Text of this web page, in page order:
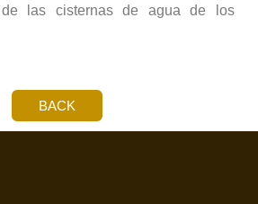
las cisternas de agua de los
BACK